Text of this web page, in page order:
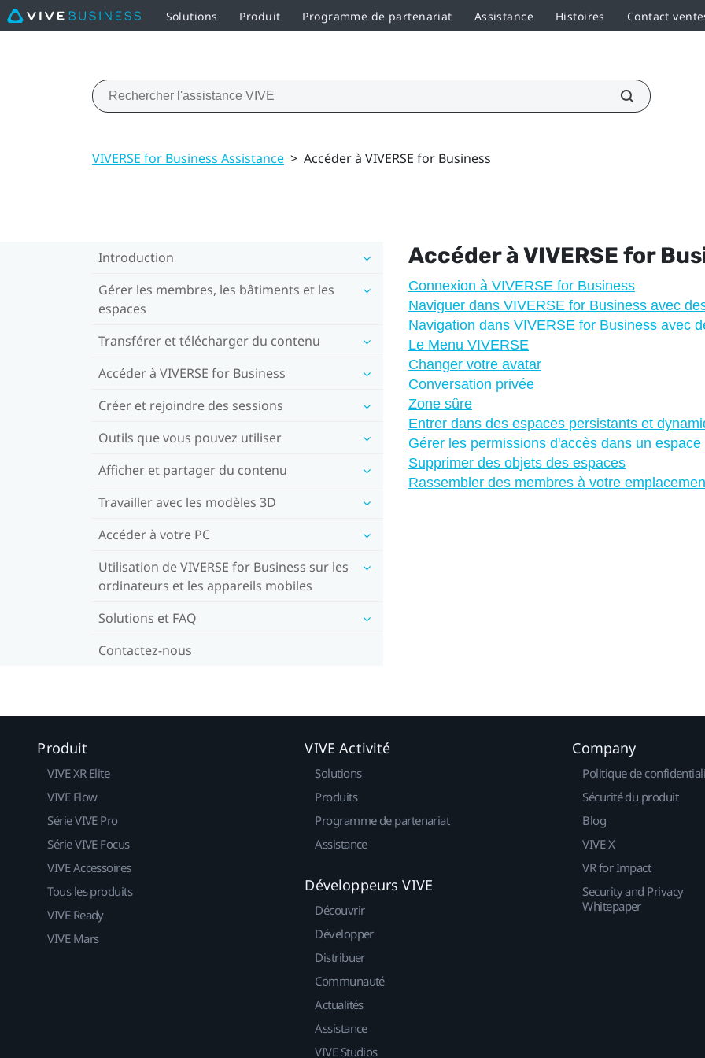
Solutions Produit Programme de partenariat Assistance Histoires Contact
VIVERSE for Business Assistance > Accéder à VIVERSE for Business
Introduction
Gérer les membres, les bâtiments et les
espaces
Transférer et télécharger du contenu
Accéder à VIVERSE for Business
Créer et rejoindre des sessions
Outils que vous pouvez utiliser
Afficher et partager du contenu
Travailler avec les modèles 3D
Accéder à votre PC
Utilisation de VIVERSE for Business sur les
ordinateurs et les appareils mobiles
Solutions et FAQ
Contactez-nous
Accéder à VIVERSE for
Connexion à VIVERSE for Business
Naviguer dans VIVERSE for Business avec
Navigation dans VIVERSE for Business avec
Le Menu VIVERSE
Changer votre avatar
Conversation privée
Zone sûre
Entrer dans des espaces persistants et
Gérer les permissions d'accès dans un espace
Supprimer des objets des espaces
Rassembler des membres à votre
Produit
VIVE XR Elite
VIVE Flow
Série VIVE Pro
Série VIVE Focus
VIVE Accessoires
Tous les produits
VIVE Ready
VIVE Mars
VIVE Activité
Solutions
Produits
Programme de partenariat
Assistance
Développeurs VIVE
Découvrir
Développer
Distribuer
Communauté
Actualités
Assistance
VIVE Studios
Company
Politique de
Sécurité du produit
Blog
VIVE X
VR for Impact
Security and Privacy
Whitepaper